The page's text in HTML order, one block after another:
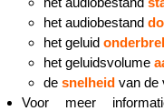
het audiobestand
het geluid
het geluidsvolume
de snelheid van de
Voor meer